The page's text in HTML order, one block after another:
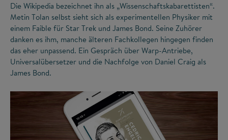
Die Wikipedia bezeichnet ihn als „Wissenschaftskabarettisten“.
Metin Tolan selbst sieht sich als experimentellen Physiker mit
einem Faible für Star Trek und James Bond. Seine Zuhörer
danken es ihm, manche älteren Fachkollegen hingegen finden
das eher unpassend. Ein Gespräch über Warp-Antriebe,
Universalübersetzer und die Nachfolge von Daniel Craig als
James Bond.